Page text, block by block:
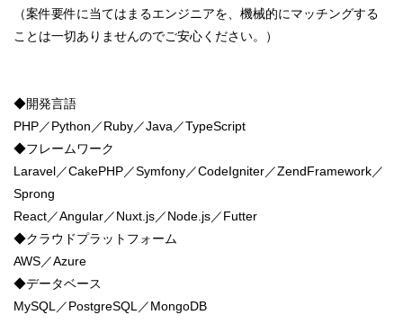
（案件要件に当てはまるエンジニアを、機械的にマッチングする
ことは一切ありませんのでご安心ください。）
◆開発言語
PHP／Python／Ruby／Java／TypeScript
◆フレームワーク
Laravel／CakePHP／Symfony／CodeIgniter／ZendFramework／
Sprong
React／Angular／Nuxt.js／Node.js／Futter
◆クラウドプラットフォーム
AWS／Azure
◆データベース
MySQL／PostgreSQL／MongoDB